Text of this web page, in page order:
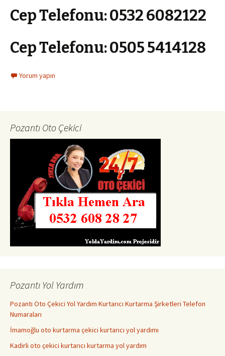
Cep Telefonu:0532 6082122
Cep Telefonu:0505 5414128
Yorum yapın
Pozantı Oto Çekici
Pozantı Yol Yardım
Pozantı Oto Çekici Yol Yardım Kurtarıcı Kurtarma Şirketleri Telefon
Numaraları
İmamoğlu oto kurtarma çekici kurtarıcı yol yardımı
Kadirli oto çekici kurtarıcı kurtarma yol yardım